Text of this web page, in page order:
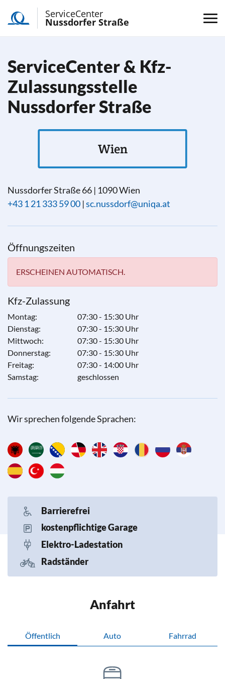
ServiceCenter
Nussdorfer Straße
ServiceCenter & Kfz-
Zulassungsstelle
Nussdorfer Straße
Wien
Nussdorfer Straße 66 | 1090Wien
+43 1 21 333 59 00 |sc.nussdorf@uniqa.at
Öffnungszeiten
ERSCHEINEN AUTOMATISCH.
Kfz-Zulassung
Montag:
07:30 - 15:30 Uhr
Dienstag:
07:30 - 15:30 Uhr
Mittwoch:
07:30 - 15:30 Uhr
Donnerstag:
07:30 - 15:30 Uhr
Freitag:
07:30 - 14:00 Uhr
Samstag:
geschlossen
Wir sprechen folgende Sprachen:
Barrierefrei
kostenpflichtige Garage
Elektro-Ladestation
Radständer
Anfahrt
Öffentlich Auto Fahrrad